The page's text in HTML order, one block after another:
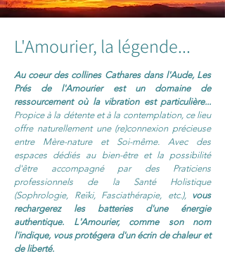
L'Amourier, la légende...
Au coeur des collines Cathares dans l'Aude, Les
Prés de l'Amourier est un domaine de
ressourcement où la vibration est particulière...
Propice à la détente et à la contemplation, ce lieu
offre naturellement une (re)connexion précieuse
entre Mère-nature et Soi-même. Avec des
espaces dédiés au bien-être et la possibilité
d'être accompagné par des Praticiens
professionnels de la Santé Holistique
(Sophrologie, Reïki, Fasciathérapie, etc.), vous
rechargerez les batteries d'une énergie
authentique.
L'Amourier, comme son nom
l'indique, vous protégera d'un écrin de chaleur et
de liberté.